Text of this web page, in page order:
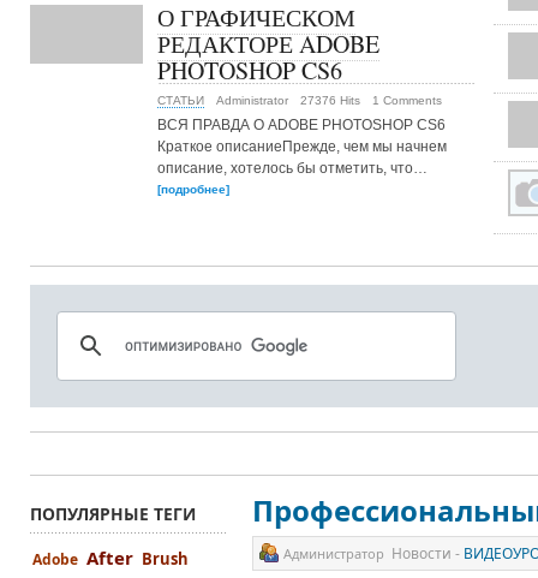
О ГРАФИЧЕСКОМ
РЕДАКТОРЕ ADOBE
PHOTOSHOP CS6
СТАТЬИ Administrator 27376 Hits 1 Comments
ВСЯ ПРАВДА О ADOBE PHOTOSHOP CS6
Краткое описаниеПрежде, чем мы начнем
описание, хотелось бы отметить, что…
[подробнее]
Администратор Новости -
ПОПУЛЯРНЫЕ ТЕГИ
Adobe After Brush